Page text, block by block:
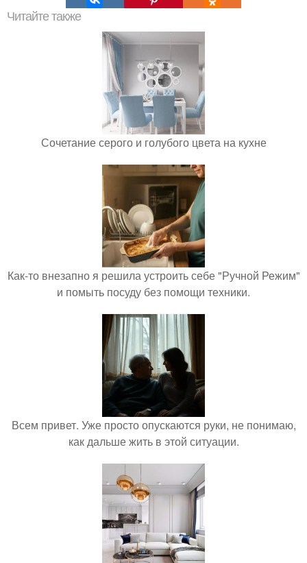
Читайте также
Сочетание серого и голубого цвета на кухне
Как-то внезапно я решила устроить себе "Ручной Режим"
и помыть посуду без помощи техники.
Всем привет. Уже просто опускаются руки, не понимаю,
как дальше жить в этой ситуации.